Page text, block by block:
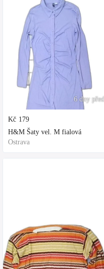
6 dny před
Kč 179
H&M Šaty vel. M fialová
Ostrava